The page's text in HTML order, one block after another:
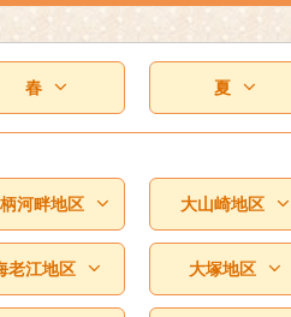
春 夏
河畔地区 大山崎地区
老江地区 大塚地区